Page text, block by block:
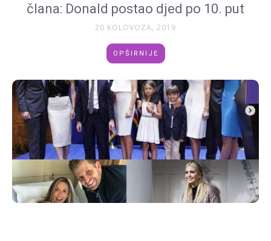
člana: Donald postao djed po 10. put
20 KOLOVOZA, 2019
OPŠIRNIJE